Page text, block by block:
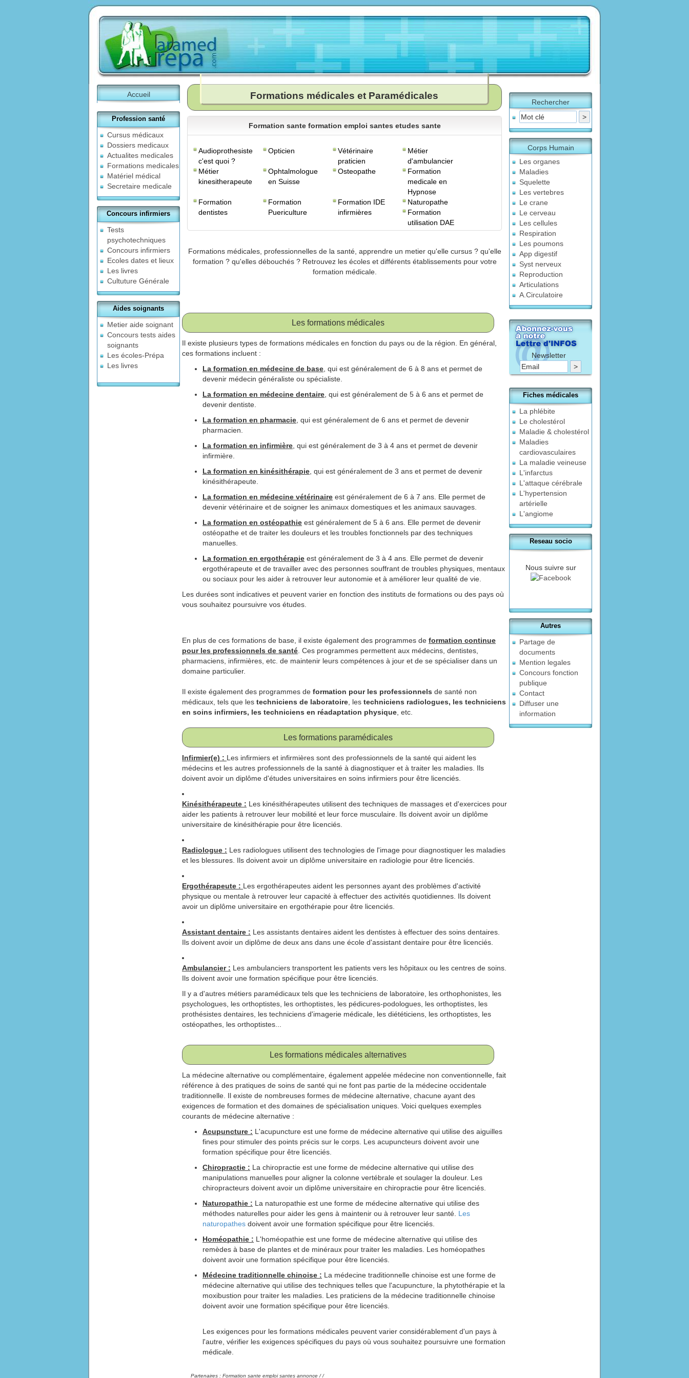
Accueil
Profession santé
Cursus médicaux
Dossiers medicaux
Actualites medicales
Formations medicales
Matériel médical
Secretaire medicale
Concours infirmiers
Tests
psychotechniques
Concours infirmiers
Ecoles dates et lieux
Les livres
Cultuture Générale
Aides soignants
Metier aide soignant
Concours tests aides
soignants
Les écoles-Prépa
Les livres
Rechercher
Corps Humain
Les organes
Maladies
Squelette
Les vertebres
Le crane
Le cerveau
Les cellules
Respiration
Les poumons
App digestif
Syst nerveux
Reproduction
Articulations
A.Circulatoire
Newsletter
Fiches médicales
La phlébite
Le cholestérol
Maladie & cholestérol
Maladies
cardiovasculaires
La maladie veineuse
L'infarctus
L'attaque cérébrale
L'hypertension
artérielle
L'angiome
Reseau socio
Nous suivre sur
Autres
Partage de
documents
Mention legales
Concours fonction
publique
Contact
Diffuser une
information
Formations médicales et Paramédicales
Formation sante formation emploi santes etudes sante
Audioprothesiste
c'est quoi ?
Opticien
Vétérinaire
praticien
Métier
d'ambulancier
Métier
kinesitherapeute
Ophtalmologue
en Suisse
Osteopathe
Formation
medicale en
Hypnose
Formation
dentistes
Formation
Puericulture
Formation IDE
infirmières
Naturopathe
Formation
utilisation DAE
Formations médicales, professionnelles de la santé, apprendre un metier qu'elle cursus ? qu'elle
formation ? qu'elles débouchés ? Retrouvez les écoles et différents établissements pour votre
formation médicale.
Les formations médicales
Il existe plusieurs types de formations médicales en fonction du pays ou de la région. En général,
ces formations incluent :
La formation en médecine de base , qui est généralement de 6 à 8 ans et permet de
devenir médecin généraliste ou spécialiste.
La formation en médecine dentaire , qui est généralement de 5 à 6 ans et permet de
devenir dentiste.
La formation en pharmacie , qui est généralement de 6 ans et permet de devenir
pharmacien.
La formation en infirmière , qui est généralement de 3 à 4 ans et permet de devenir
infirmière.
La formation en kinésithérapie , qui est généralement de 3 ans et permet de devenir
kinésithérapeute.
La formation en médecine vétérinaire est généralement de 6 à 7 ans. Elle permet de
devenir vétérinaire et de soigner les animaux domestiques et les animaux sauvages.
La formation en ostéopathie est généralement de 5 à 6 ans. Elle permet de devenir
ostéopathe et de traiter les douleurs et les troubles fonctionnels par des techniques
manuelles.
La formation en ergothérapie est généralement de 3 à 4 ans. Elle permet de devenir
ergothérapeute et de travailler avec des personnes souffrant de troubles physiques, mentaux
ou sociaux pour les aider à retrouver leur autonomie et à améliorer leur qualité de vie.
Les durées sont indicatives et peuvent varier en fonction des instituts de formations ou des pays où
vous souhaitez poursuivre vos études.
En plus de ces formations de base, il existe également des programmes de formation continue
pour les professionnels de santé . Ces programmes permettent aux médecins, dentistes,
pharmaciens, infirmières, etc. de maintenir leurs compétences à jour et de se spécialiser dans un
domaine particulier.
Il existe également des programmes de formation pour les professionnels de santé non
médicaux, tels que les techniciens de laboratoire , les techniciens radiologues, les techniciens
en soins infirmiers, les techniciens en réadaptation physique , etc.
Les formations paramédicales
Infirmier(e) : Les infirmiers et infirmières sont des professionnels de la santé qui aident les
médecins et les autres professionnels de la santé à diagnostiquer et à traiter les maladies. Ils
doivent avoir un diplôme d'études universitaires en soins infirmiers pour être licenciés.
Kinésithérapeute : Les kinésithérapeutes utilisent des techniques de massages et d'exercices pour
aider les patients à retrouver leur mobilité et leur force musculaire. Ils doivent avoir un diplôme
universitaire de kinésithérapie pour être licenciés.
Radiologue : Les radiologues utilisent des technologies de l'image pour diagnostiquer les maladies
et les blessures. Ils doivent avoir un diplôme universitaire en radiologie pour être licenciés.
Ergothérapeute : Les ergothérapeutes aident les personnes ayant des problèmes d'activité
physique ou mentale à retrouver leur capacité à effectuer des activités quotidiennes. Ils doivent
avoir un diplôme universitaire en ergothérapie pour être licenciés.
Assistant dentaire : Les assistants dentaires aident les dentistes à effectuer des soins dentaires.
Ils doivent avoir un diplôme de deux ans dans une école d'assistant dentaire pour être licenciés.
Ambulancier : Les ambulanciers transportent les patients vers les hôpitaux ou les centres de soins.
Ils doivent avoir une formation spécifique pour être licenciés.
Il y a d'autres métiers paramédicaux tels que les techniciens de laboratoire, les orthophonistes, les
psychologues, les orthoptistes, les orthoptistes, les pédicures-podologues, les orthoptistes, les
prothésistes dentaires, les techniciens d'imagerie médicale, les diététiciens, les orthoptistes, les
ostéopathes, les orthoptistes...
Les formations médicales alternatives
La médecine alternative ou complémentaire, également appelée médecine non conventionnelle, fait
référence à des pratiques de soins de santé qui ne font pas partie de la médecine occidentale
traditionnelle. Il existe de nombreuses formes de médecine alternative, chacune ayant des
exigences de formation et des domaines de spécialisation uniques. Voici quelques exemples
courants de médecine alternative :
Acupuncture : L'acupuncture est une forme de médecine alternative qui utilise des aiguilles
fines pour stimuler des points précis sur le corps. Les acupuncteurs doivent avoir une
formation spécifique pour être licenciés.
Chiropractie : La chiropractie est une forme de médecine alternative qui utilise des
manipulations manuelles pour aligner la colonne vertébrale et soulager la douleur. Les
chiropracteurs doivent avoir un diplôme universitaire en chiropractie pour être licenciés.
Naturopathie : La naturopathie est une forme de médecine alternative qui utilise des
méthodes naturelles pour aider les gens à maintenir ou à retrouver leur santé. Les
naturopathes doivent avoir une formation spécifique pour être licenciés.
Homéopathie : L'homéopathie est une forme de médecine alternative qui utilise des
remèdes à base de plantes et de minéraux pour traiter les maladies. Les homéopathes
doivent avoir une formation spécifique pour être licenciés.
Médecine traditionnelle chinoise : La médecine traditionnelle chinoise est une forme de
médecine alternative qui utilise des techniques telles que l'acupuncture, la phytothérapie et la
moxibustion pour traiter les maladies. Les praticiens de la médecine traditionnelle chinoise
doivent avoir une formation spécifique pour être licenciés.
Les exigences pour les formations médicales peuvent varier considérablement d'un pays à
l'autre, vérifier les exigences spécifiques du pays où vous souhaitez poursuivre une formation
médicale.
Partenaires : Formation sante emploi santes annonce / /